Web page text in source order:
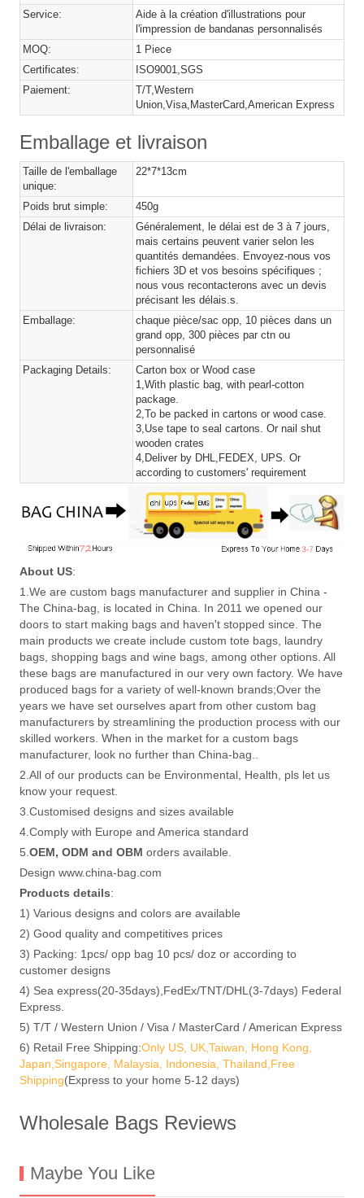
Service:
Aide à la création d'illustrations pour
l'impression de bandanas personnalisés
MOQ:
1 Piece
Certificates:
ISO9001,SGS
Paiement:
T/T,Western
Union,Visa,MasterCard,American Express
Emballage et livraison
Taille de l'emballage
unique:
22*7*13cm
Poids brut simple:
450g
Délai de livraison:
Généralement, le délai est de 3 à 7 jours,
mais certains peuvent varier selon les
quantités demandées. Envoyez-nous vos
fichiers 3D et vos besoins spécifiques ;
nous vous recontacterons avec un devis
précisant les délais.s.
Emballage:
chaque pièce/sac opp, 10 pièces dans un
grand opp, 300 pièces par ctn ou
personnalisé
Packaging Details:
Carton box or Wood case
1,With plastic bag, with pearl-cotton
package.
2,To be packed in cartons or wood case.
3,Use tape to seal cartons. Or nail shut
wooden crates
4,Deliver by DHL,FEDEX, UPS. Or
according to customers' requirement
About US:
1.We are custom bags manufacturer and supplier in China -
The China-bag, is located in China. In 2011 we opened our
doors to start making bags and haven't stopped since. The
main products we create include custom tote bags, laundry
bags, shopping bags and wine bags, among other options. All
these bags are manufactured in our very own factory. We have
produced bags for a variety of well-known brands;Over the
years we have set ourselves apart from other custom bag
manufacturers by streamlining the production process with our
skilled workers. When in the market for a custom bags
manufacturer, look no further than China-bag..
2.All of our products can be Environmental, Health, pls let us
know your request.
3.Customised designs and sizes available
4.Comply with Europe and America standard
5. OEM, ODM and OBM orders available.
Design www.china-bag.com
Products details:
1) Various designs and colors are available
2) Good quality and competitives prices
3) Packing: 1pcs/ opp bag 10 pcs/ doz or according to
customer designs
4) Sea express(20-35days),FedEx/TNT/DHL(3-7days) Federal
Express.
5) T/T / Western Union / Visa / MasterCard / American Express
6) Retail Free Shipping:Only US, UK,Taiwan, Hong Kong,
Japan,Singapore, Malaysia, Indonesia, Thailand,Free
Shipping(Express to your home 5-12 days)
Wholesale Bags Reviews
Maybe You Like